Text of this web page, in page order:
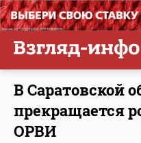
В Саратовской
прекращается
ОРВИ